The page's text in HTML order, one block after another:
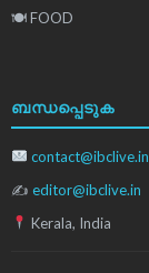
🍽 FOOD
ബന്ധപ്പെടുക
contact@ibclive.in
✍ editor@ibclive.in
Kerala, India